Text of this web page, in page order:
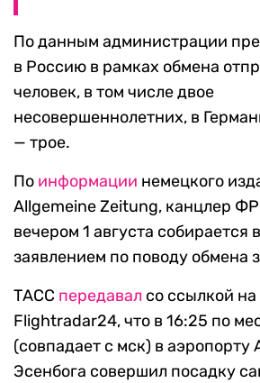
По данным администрации
в Россию в рамках обмена
человек, в том числе двое
несовершеннолетних, в
— трое.
По информации немецкого
Allgemeine Zeitung, канцлер
вечером 1 августа собирается
заявлением по поводу обмена
ТАСС передавал со ссылкой
Flightradar24, что в 16:25 по
(совпадает с мск) в аэропорту
Эсенбога совершил посадку